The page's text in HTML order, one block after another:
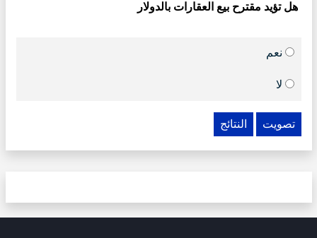
هل تؤيد مقترح بيع العقارات بالدولار
نعم
لا
تصويت النتائج